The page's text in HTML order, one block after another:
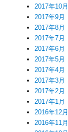
2017年10月
2017年9月
2017年8月
2017年7月
2017年6月
2017年5月
2017年4月
2017年3月
2017年2月
2017年1月
2016年12月
2016年11月